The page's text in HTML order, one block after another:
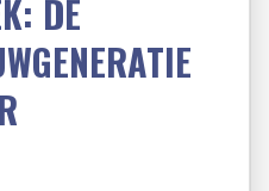
DE